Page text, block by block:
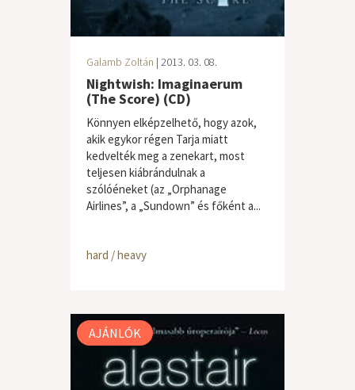
Galamb Zoltán | 2013. 03. 08.
Nightwish: Imaginaerum
(The Score) (CD)
Könnyen elképzelhető, hogy azok,
akik egykor régen Tarja miatt
kedvelték meg a zenekart, most
teljesen kiábrándulnak a
szólóéneket (az „Orphanage
Airlines”, a „Sundown” és főként a...
hard / heavy
AJÁNLÓK